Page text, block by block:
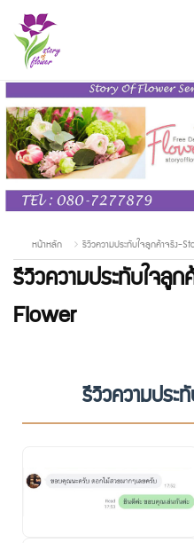
หน้าหลัก รีวิวความประทับใจลูกค้าจริง-
รีวิวความประทับใจลู
Flower
รีวิวความประ